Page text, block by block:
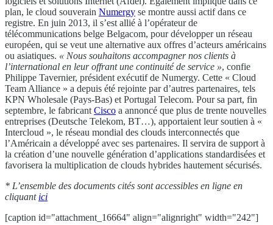
plan, le cloud souverain Numergy se montre aussi actif dans ce
registre. En juin 2013, il s’est allié à l’opérateur de
télécommunications belge Belgacom, pour développer un réseau
européen, qui se veut une alternative aux offres d’acteurs américains
ou asiatiques. « Nous souhaitons accompagner nos clients à
l’international en leur offrant une continuité de service », confie
Philippe Tavernier, président exécutif de Numergy. Cette « Cloud
Team Alliance » a depuis été rejointe par d’autres partenaires, tels
KPN Wholesale (Pays-Bas) et Portugal Telecom. Pour sa part, fin
septembre, le fabricant Cisco a annoncé que plus de trente nouvelles
entreprises (Deutsche Telekom, BT…), apportaient leur soutien à «
Intercloud », le réseau mondial des clouds interconnectés que
l’Américain a développé avec ses partenaires. Il servira de support à
la création d’une nouvelle génération d’applications standardisées et
favorisera la multiplication de clouds hybrides hautement sécurisés.
* L’ensemble des documents cités sont accessibles en ligne en
cliquant ici
[caption id="attachment_16664" align="alignright" width="242"]